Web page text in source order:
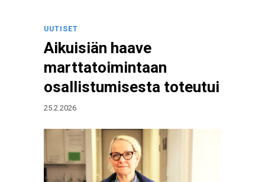
UUTISET
Aikuisiän haave
marttatoimintaan
osallistumisesta toteutui
25.2.2026